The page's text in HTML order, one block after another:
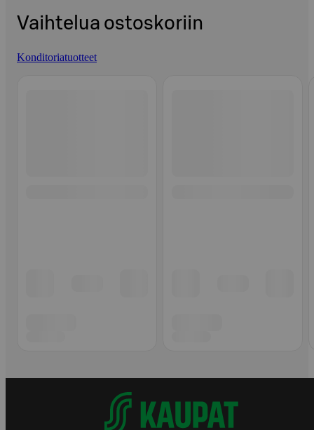
Vaihtelua ostoskoriin
Konditoriatuotteet